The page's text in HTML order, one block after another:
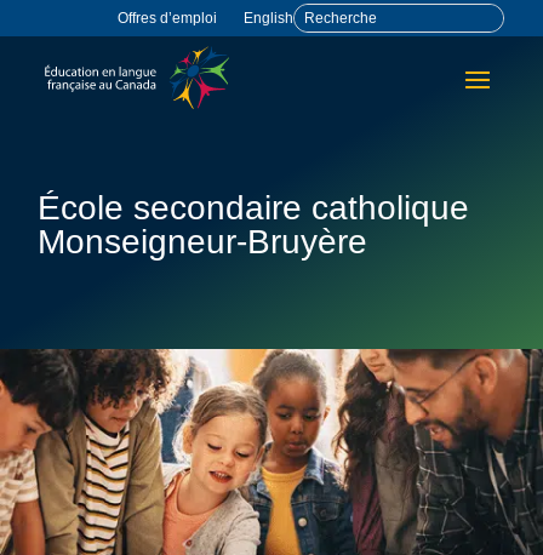
Offres d’emploi English
École secondaire catholique
Monseigneur-Bruyère